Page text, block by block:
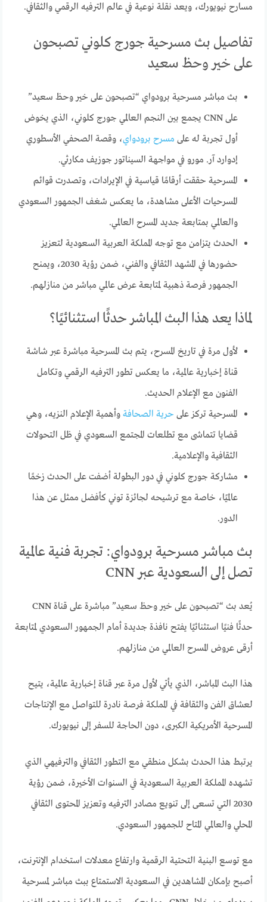
مسارح نيويورك، ويعد نقلة نوعية في عالم الترفيه الرقمي والثقافي.
تفاصيل بث مسرحية جورج كلوني تصبحون
على خير وحظ سعيد
بث مباشر مسرحية برودواي “تصبحون على خير وحظ سعيد”
على CNN يجمع بين النجم العالمي جورج كلوني، الذي يخوض
أول تجربة له على مسرح برودواي، وقصة الصحفي الأسطوري
إدوارد آر. مورو في مواجهة السيناتور جوزيف مكارثي.
المسرحية حققت أرقامًا قياسية في الإيرادات، وتصدرت قوائم
المسرحيات الأعلى مشاهدة، ما يعكس شغف الجمهور السعودي
والعالمي بمتابعة جديد المسرح العالمي.
الحدث يتزامن مع توجه المملكة العربية السعودية لتعزيز
حضورها في المشهد الثقافي والفني، ضمن رؤية 2030، ويمنح
الجمهور فرصة ذهبية لمتابعة عرض عالمي مباشر من منازلهم.
لماذا يعد هذا البث المباشر حدثًا استثنائيًا؟
لأول مرة في تاريخ المسرح، يتم بث المسرحية مباشرة عبر شاشة
قناة إخبارية عالمية، ما يعكس تطور الترفيه الرقمي وتكامل
الفنون مع الإعلام الحديث.
المسرحية تركز على حرية الصحافة وأهمية الإعلام النزيه، وهي
قضايا تتماشى مع تطلعات المجتمع السعودي في ظل التحولات
الثقافية والإعلامية.
مشاركة جورج كلوني في دور البطولة أضفت على الحدث زخمًا
عالميًا، خاصة مع ترشيحه لجائزة توني كأفضل ممثل عن هذا
الدور.
بث مباشر مسرحية برودواي: تجربة فنية عالمية
تصل إلى السعودية عبر CNN
يُعد بث “تصبحون على خير وحظ سعيد” مباشرة على قناة CNN
حدثًا فنيًا استثنائيًا يفتح نافذة جديدة أمام الجمهور السعودي لمتابعة
أرقى عروض المسرح العالمي من منازلهم.
هذا البث المباشر، الذي يأتي لأول مرة عبر قناة إخبارية عالمية، يتيح
لعشاق الفن والثقافة في المملكة فرصة نادرة للتواصل مع الإنتاجات
المسرحية الأمريكية الكبرى، دون الحاجة للسفر إلى نيويورك.
يرتبط هذا الحدث بشكل منطقي مع التطور الثقافي والترفيهي الذي
تشهده المملكة العربية السعودية في السنوات الأخيرة، ضمن رؤية
2030 التي تسعى إلى تنويع مصادر الترفيه وتعزيز المحتوى الثقافي
المحلي والعالمي المتاح للجمهور السعودي.
مع توسع البنية التحتية الرقمية وارتفاع معدلات استخدام الإنترنت،
أصبح بإمكان المشاهدين في السعودية الاستمتاع ببث مباشر لمسرحية